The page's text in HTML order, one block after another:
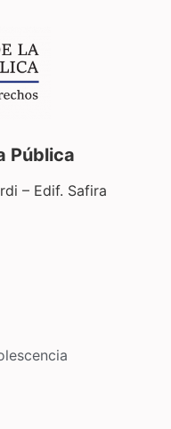
Pública
– Edif. Safira